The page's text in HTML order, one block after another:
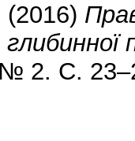
(2016)
№ 2. С.